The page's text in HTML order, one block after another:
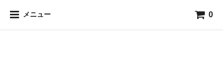
メニュー 0